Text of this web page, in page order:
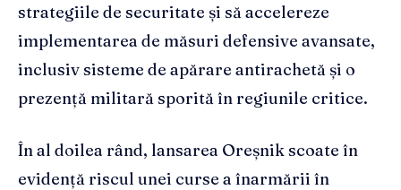
strategiile de securitate și să accelereze
implementarea de măsuri defensive avansate,
inclusiv sisteme de apărare antirachetă și o
prezență militară sporită în regiunile critice.
În al doilea rând, lansarea Oreșnik scoate în
evidență riscul unei curse a înarmării în